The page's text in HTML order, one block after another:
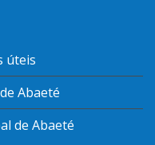
úteis
Abaeté
de Abaeté